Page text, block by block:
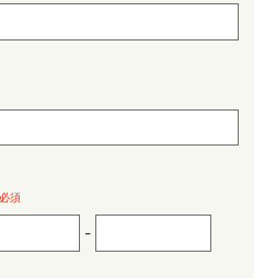
必須
-